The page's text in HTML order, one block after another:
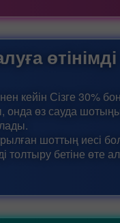
өтінімді
кейін Сізге 30%
онда өз сауда
шоттың иесі
толтыру бетіне өте